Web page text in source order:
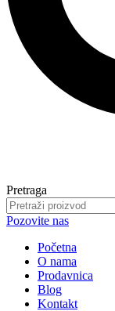
Pretraga
Pozovite nas
Početna
O nama
Prodavnica
Blog
Kontakt